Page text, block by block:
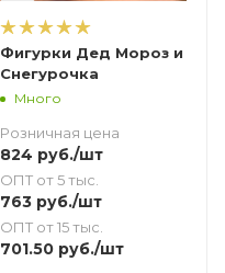
Фигурки Дед Мороз и
Снегурочка
Много
Розничная цена
824 руб./шт
ОПТ от 5 тыс.
763руб./шт
ОПТ от 15 тыс.
701.50руб./шт